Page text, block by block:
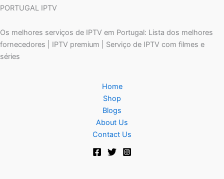
PORTUGAL IPTV
Os melhores serviços de IPTV em Portugal: Lista dos melhores
fornecedores | IPTV premium | Serviço de IPTV com filmes e
séries
Home
Shop
Blogs
About Us
Contact Us